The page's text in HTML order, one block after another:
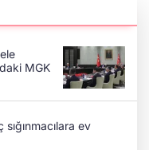
MGK
ev